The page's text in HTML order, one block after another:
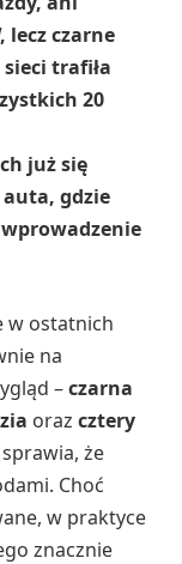
lecz czarne
trafiła
20
już się
auta, gdzie
w ostatnich
na
–czarna
oraz cztery
że
Choć
w praktyce
znacznie